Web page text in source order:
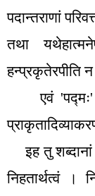
पदान्तराणां
तथा
हन्प्रकृतेरपीति
एवं 'पद्मः
इह तु
निहतार्थत्वं ।